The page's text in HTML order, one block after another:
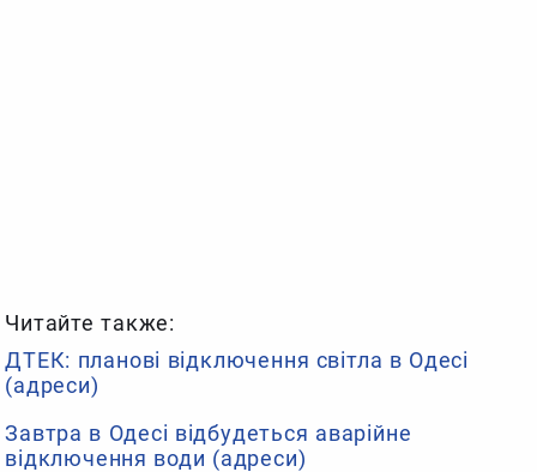
Читайте также:
ДТЕК: планові відключення світла в Одесі
(адреси)
Завтра в Одесі відбудеться аварійне
відключення води (адреси)